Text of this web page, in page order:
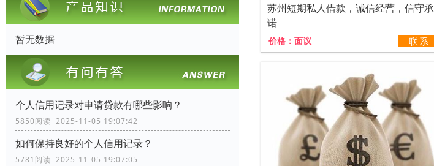
暂无数据
个人信用记录对申请贷款有哪些影响？
5850阅读 2025-11-05 19:07:42
如何保持良好的个人信用记录？
5781阅读 2025-11-05 19:07:05
苏州短期私人借款，诚信经营，信守承
诺
价格： 面议 联系